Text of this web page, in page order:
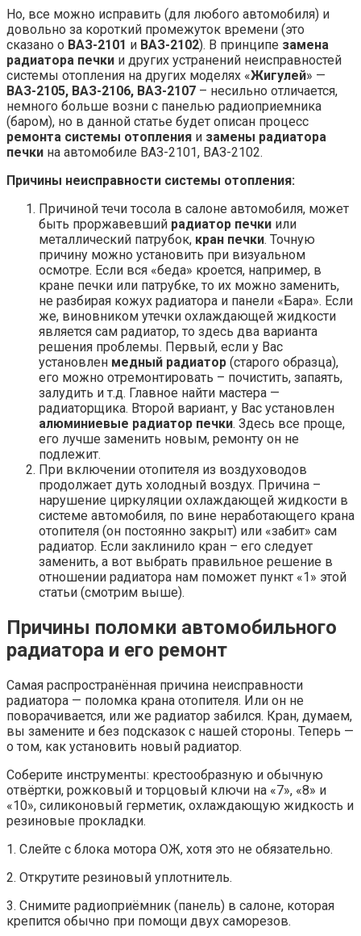
Но, все можно исправить (для любого автомобиля) и
довольно за короткий промежуток времени (это
сказано о ВАЗ-2101 и ВАЗ-2102). В принципе замена
радиатора печки и других устранений неисправностей
системы отопления на других моделях «Жигулей» —
ВАЗ-2105, ВАЗ-2106, ВАЗ-2107 – несильно отличается,
немного больше возни с панелью радиоприемника
(баром), но в данной статье будет описан процесс
ремонта системы отопления и замены радиатора
печки на автомобиле ВАЗ-2101, ВАЗ-2102.
Причины неисправности системы отопления:
Причиной течи тосола в салоне автомобиля, может
быть проржавевший радиатор печки или
металлический патрубок, кран печки. Точную
причину можно установить при визуальном
осмотре. Если вся «беда» кроется, например, в
кране печки или патрубке, то их можно заменить,
не разбирая кожух радиатора и панели «Бара». Если
же, виновником утечки охлаждающей жидкости
является сам радиатор, то здесь два варианта
решения проблемы. Первый, если у Вас
установлен медный радиатор (старого образца),
его можно отремонтировать – почистить, запаять,
залудить и т.д. Главное найти мастера —
радиаторщика. Второй вариант, у Вас установлен
алюминиевые радиатор печки. Здесь все проще,
его лучше заменить новым, ремонту он не
подлежит.
При включении отопителя из воздуховодов
продолжает дуть холодный воздух. Причина –
нарушение циркуляции охлаждающей жидкости в
системе автомобиля, по вине неработающего крана
отопителя (он постоянно закрыт) или «забит» сам
радиатор. Если заклинило кран – его следует
заменить, а вот выбрать правильное решение в
отношении радиатора нам поможет пункт «1» этой
статьи (смотрим выше).
Причины поломки автомобильного
радиатора и его ремонт
Самая распространённая причина неисправности
радиатора — поломка крана отопителя. Или он не
поворачивается, или же радиатор забился. Кран, думаем,
вы замените и без подсказок с нашей стороны. Теперь —
о том, как установить новый радиатор.
Соберите инструменты: крестообразную и обычную
отвёртки, рожковый и торцовый ключи на «7», «8» и
«10», силиконовый герметик, охлаждающую жидкость и
резиновые прокладки.
1. Слейте с блока мотора ОЖ, хотя это не обязательно.
2. Открутите резиновый уплотнитель.
3. Снимите радиоприёмник (панель) в салоне, которая
крепится обычно при помощи двух саморезов.